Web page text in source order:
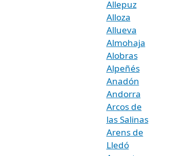
Allepuz
Alloza
Allueva
Almohaja
Alobras
Alpeñés
Anadón
Andorra
Arcos de
las Salinas
Arens de
Lledó